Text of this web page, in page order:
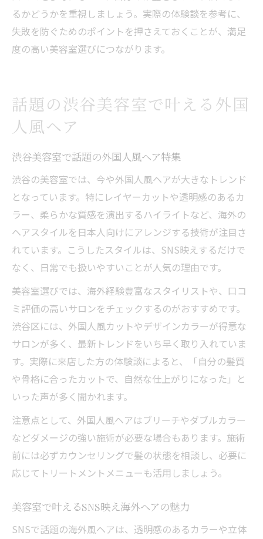
るかどうかを重視しましょう。実際の体験談を参考に、
失敗を防ぐためのポイントを押さえておくことが、満足
度の高い美容室選びにつながります。
話題の渋谷美容室で叶える外国
人風ヘア
渋谷美容室で話題の外国人風ヘア特集
渋谷の美容室では、今や外国人風ヘアが大きなトレンド
となっています。特にレイヤーカットや透明感のあるカ
ラー、柔らかな質感を演出するハイライトなど、海外の
ヘアスタイルを日本人向けにアレンジする技術が注目さ
れています。こうしたスタイルは、SNS映えするだけで
なく、日常でも扱いやすいことが人気の理由です。
美容室選びでは、海外経験豊富なスタイリストや、口コ
ミ評価の高いサロンをチェックするのがおすすめです。
渋谷区には、外国人風カットやデザインカラーが得意な
サロンが多く、最新トレンドをいち早く取り入れていま
す。実際に来店した方の体験談によると、「自分の髪質
や骨格に合ったカットで、自然な仕上がりになった」と
いった声が多く聞かれます。
注意点として、外国人風ヘアはブリーチやダブルカラー
などダメージの強い施術が必要な場合もあります。施術
前には必ずカウンセリングで髪の状態を相談し、必要に
応じてトリートメントメニューも活用しましょう。
美容室で叶えるSNS映え海外ヘアの魅力
SNSで話題の海外風ヘアは、透明感のあるカラーや立体